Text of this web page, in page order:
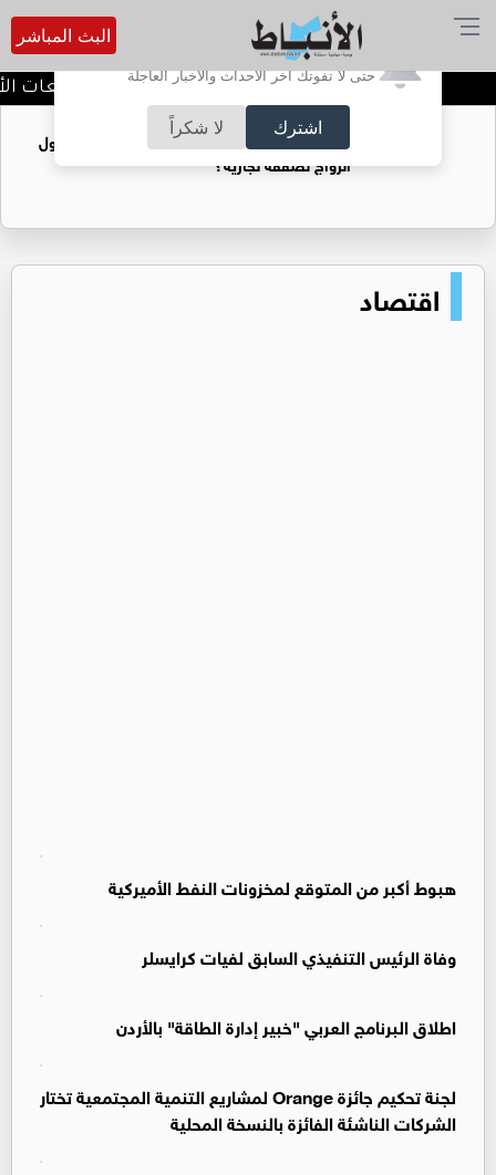
أترغب في تفعيل الإشعارات؟
حتى لا تفوتك آخر الأحداث والأخبار العاجلة
اشترك لا شكراً
البث المباشر
عمان الاهلية بطلة الجامعات
فتيات يستغللنه لتحقيق مكاسب مادية.. هل تحول
الزواج لصفقة تجارية؟
اقتصاد
هبوط أكبر من المتوقع لمخزونات النفط الأميركية
وفاة الرئيس التنفيذي السابق لفيات كرايسلر
اطلاق البرنامج العربي "خبير إدارة الطاقة" بالأردن
لجنة تحكيم جائزة Orange لمشاريع التنمية المجتمعية تختار
الشركات الناشئة الفائزة بالنسخة المحلية